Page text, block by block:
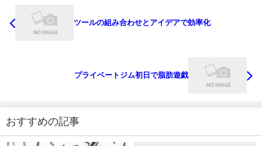
ツールの組み合わせとアイデアで効率化
プライベートジム初日で脂肪遊戯
おすすめの記事